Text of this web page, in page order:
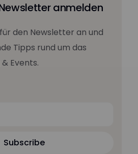
anmelden
den Newsletter an und
Tipps rund um das
Events.
Subscribe